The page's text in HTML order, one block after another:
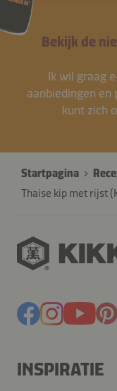
Bekijk de
Ik wil graag
aanbiedingen
kunt zich
Startpagina
Thaise kip met rijst
INSPIRATIE